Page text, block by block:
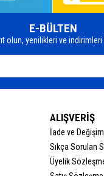
E-BÜLTEN
olun, yenilikleri ve indirimleri
ALIŞVERİŞ
İade ve Değişim
Sıkça Sorulan
Üyelik